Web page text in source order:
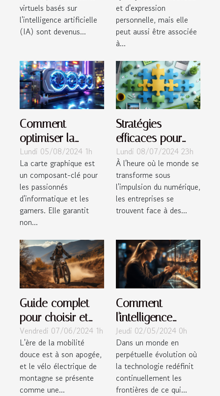
virtuels basés sur
l'intelligence artificielle
(IA) sont devenus...
garde-robe
et d'expression
personnelle, mais elle
peut aussi être associée
à...
Comment
optimiser la
durabilité et la
performance de
votre carte
graphique
Lundi 05/08/2024 1h
La carte graphique est
un composant-clé pour
les passionnés
d'informatique et les
gamers. Elle garantit
non...
Stratégies
efficaces pour
une
transformation
digitale réussie
Lundi 08/07/2024 23h
À l'heure où le monde se
transforme sous
l'impulsion du numérique,
les entreprises se
trouvent face à des...
Guide complet
pour choisir et
profiter
pleinement des
vélos électriques
de montagne
Vendredi 07/06/2024 1h
L'ère de la mobilité
douce est à son apogée,
et le vélo électrique de
montagne se présente
comme une...
Comment
l'intelligence
artificielle change
le paysage de
l'emploi
Jeudi 02/05/2024 0h
Dans un monde en
perpétuelle évolution où
la technologie redéfinit
continuellement les
frontières de ce qui...